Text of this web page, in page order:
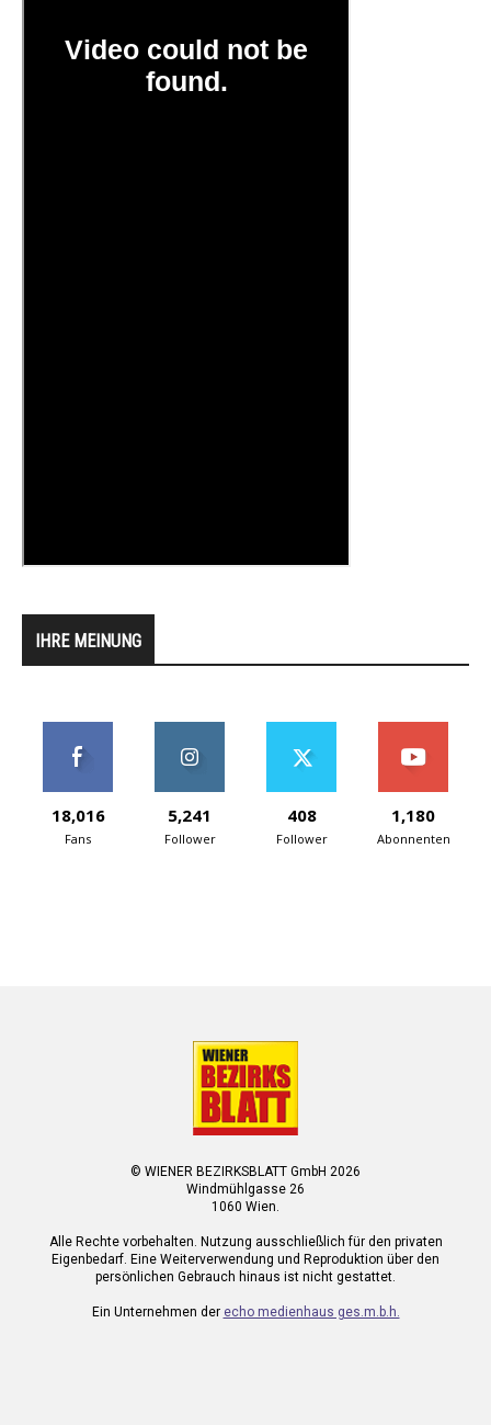
IHRE MEINUNG
18,016
Fans
5,241
Follower
408
Follower
1,180
Abonnenten
© WIENER BEZIRKSBLATT GmbH 2026
Windmühlgasse 26
1060 Wien.
Alle Rechte vorbehalten. Nutzung ausschließlich für den privaten
Eigenbedarf. Eine Weiterverwendung und Reproduktion über den
persönlichen Gebrauch hinaus ist nicht gestattet.
Ein Unternehmen der echo medienhaus ges.m.b.h.